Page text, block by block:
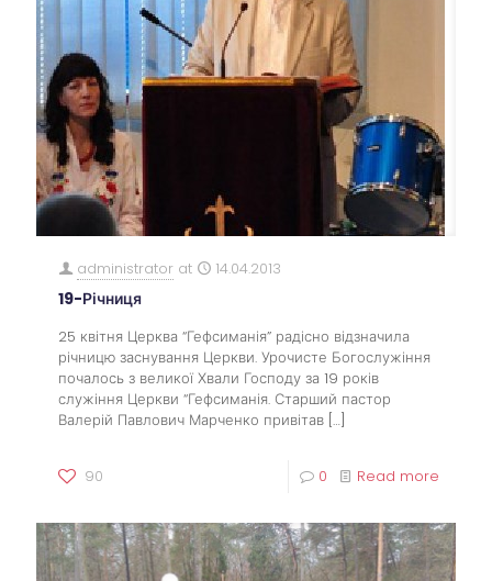
administrator at 14.04.2013
19-Річниця
25 квітня Церква “Гефсиманія” радісно відзначила
річницю заснування Церкви. Урочисте Богослужіння
почалось з великої Хвали Господу за 19 років
служіння Церкви “Гефсиманія. Старший пастор
Валерій Павлович Марченко привітав […]
90 0 Read more